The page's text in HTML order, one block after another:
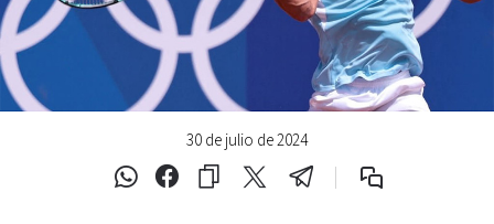
30 de julio de 2024